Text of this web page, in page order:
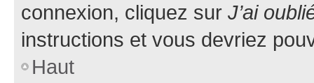
connexion, cliquez sur J’ai
instructions et vous devriez
Haut